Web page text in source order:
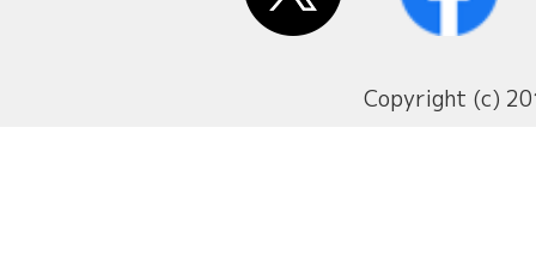
Copyright (c)